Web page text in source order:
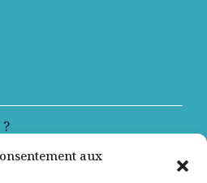
aux